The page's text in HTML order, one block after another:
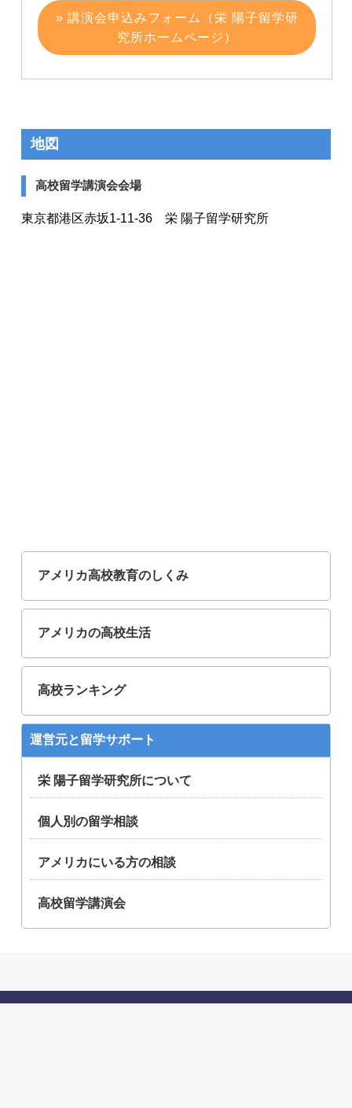
» 講演会申込みフォーム（栄 陽子留学研
究所ホームページ）
地図
高校留学講演会会場
東京都港区赤坂1-11-36 栄 陽子留学研究所
アメリカ高校教育のしくみ
アメリカの高校生活
高校ランキング
運営元と留学サポート
栄 陽子留学研究所について
個人別の留学相談
アメリカにいる方の相談
高校留学講演会